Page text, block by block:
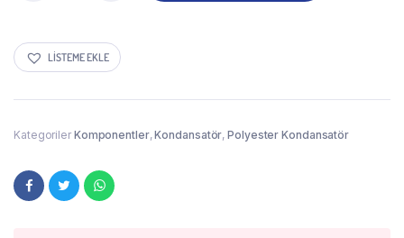
LISTEME EKLE
Kategoriler Komponentler,Kondansatör,Polyester Kondansatör